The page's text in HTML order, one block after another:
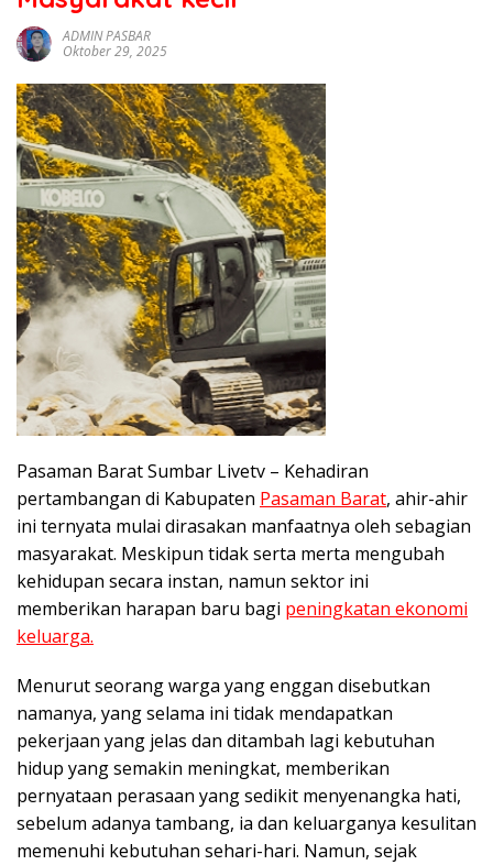
sumbar
tv
live
ADMIN PASBAR
Oktober 29, 2025
Pasaman Barat Sumbar Livetv – Kehadiran
pertambangan di Kabupaten Pasaman Barat, ahir-ahir
ini ternyata mulai dirasakan manfaatnya oleh sebagian
masyarakat. Meskipun tidak serta merta mengubah
kehidupan secara instan, namun sektor ini
memberikan harapan baru bagi peningkatan ekonomi
keluarga.
Menurut seorang warga yang enggan disebutkan
namanya, yang selama ini tidak mendapatkan
pekerjaan yang jelas dan ditambah lagi kebutuhan
hidup yang semakin meningkat, memberikan
pernyataan perasaan yang sedikit menyenangka hati,
sebelum adanya tambang, ia dan keluarganya kesulitan
memenuhi kebutuhan sehari-hari. Namun, sejak